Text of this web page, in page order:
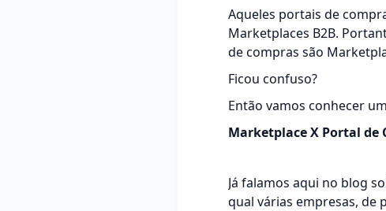
Aqueles portais de
Marketplaces B2B.
de compras são
Ficou confuso?
Então vamos conhecer
Marketplace X Portal de
Já falamos aqui no blog
qual várias empresas, de